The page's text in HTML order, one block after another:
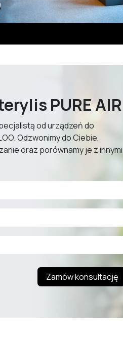
PURE AIR
od urządzeń do
Odzwonimy do Ciebie,
oraz porównamy je z innymi
Zamów konsultację